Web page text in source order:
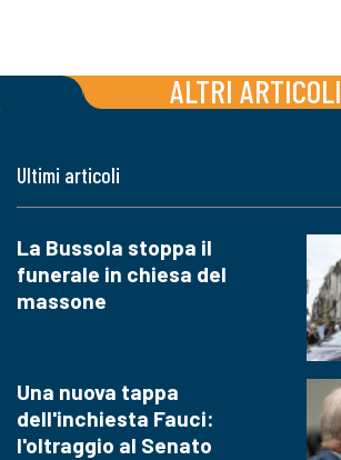
ALTRI ARTICOLI
Ultimi articoli
La Bussola stoppa il
funerale in chiesa del
massone
Una nuova tappa
dell'inchiesta Fauci:
l'oltraggio al Senato